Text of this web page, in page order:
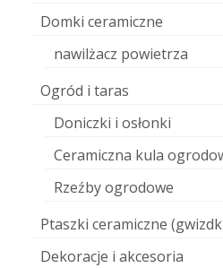
Domki ceramiczne
nawilżacz powietrza
Ogród i taras
Doniczki i osłonki
Ceramiczna kula
Rzeźby ogrodowe
Ptaszki ceramiczne
Dekoracje i akcesoria